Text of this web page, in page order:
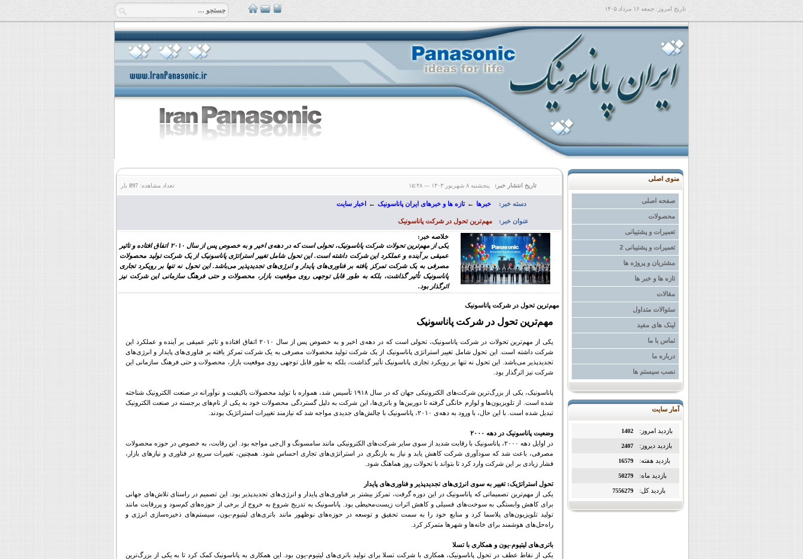
تاریخ امروز: جمعه ۱۶ مرداد ۱۴۰۵
منوی اصلی
صفحه اصلی
محصولات
تعمیرات و پشتیبانی
تعمیرات و پشتیبانی 2
مشتریان و پروژه ها
تازه ها و خبر ها
مقالات
سئوالات متداول
لینک های مفید
تماس با ما
درباره ما
نصب سیستم ها
آمار سایت
بازدید امروز: 1402
بازدید دیروز: 2407
بازدید هفته: 16579
بازدید ماه: 50279
بازدید کل: 7556279
تاریخ انتشار خبر: پنجشنبه ۸ شهریور ۱۴۰۳ --- ۱۵:۴۸ تعداد مشاهده: 897 بار
خبرها ← تازه ها و خبرهای ایران پاناسونیک ← اخبار سایت دسته خبر:
مهم‌ترین تحول در شرکت پاناسونیک عنوان خبر:
خلاصه خبر:
یکی از مهم‌ترین تحولات شرکت پاناسونیک
، تحولی است که در دهه‌ی اخیر و به خصوص پس از سال ۲۰۱۰ اتفاق افتاده و تاثیر
عمیقی بر آینده و عملکرد این شرکت داشته است. این تحول شامل تغییر استراتژی پاناسونیک از یک شرکت تولید محصولات
مصرفی به یک شرکت تمرکز یافته بر فناوری‌های پایدار و انرژی‌های تجدیدپذیر می‌باشد. این تحول نه تنها بر رویکرد تجاری
پاناسونیک تأثیر گذاشت، بلکه به طور قابل توجهی روی موقعیت بازار، محصولات و حتی فرهنگ سازمانی این شرکت نیز
اثرگذار بود.
مهم‌ترین تحول در شرکت پاناسونیک
مهم‌ترین تحول در شرکت پاناسونیک
یکی از مهم‌ترین تحولات در شرکت پاناسونیک، تحولی است که در دهه‌ی اخیر و به خصوص پس از سال ۲۰۱۰ اتفاق افتاده و تاثیر عمیقی بر آینده و عملکرد این
شرکت داشته است. این تحول شامل تغییر استراتژی پاناسونیک از یک شرکت تولید محصولات مصرفی به یک شرکت تمرکز یافته بر فناوری‌های پایدار و انرژی‌های
تجدیدپذیر می‌باشد. این تحول نه تنها بر رویکرد تجاری پاناسونیک تأثیر گذاشت، بلکه به طور قابل توجهی روی موقعیت بازار، محصولات و حتی فرهنگ سازمانی این
شرکت نیز اثرگذار بود
پاناسونیک، یکی از بزرگ‌ترین شرکت‌های الکترونیکی جهان که در سال ۱۹۱۸ تأسیس شد، همواره با تولید محصولات باکیفیت و نوآورانه در صنعت الکترونیک شناخته
شده است. از تلویزیون‌ها و لوازم خانگی گرفته تا دوربین‌ها و باتری‌ها، این شرکت به دلیل گستردگی محصولات خود به یکی از نام‌های برجسته در صنعت الکترونیک
تبدیل شده است. با این حال، با ورود به دهه‌ی ۲۰۱۰، پاناسونیک با چالش‌های جدیدی مواجه شد که نیازمند تغییرات استراتژیک بودند
وضعیت پاناسونیک در دهه ۲۰۰۰
در اوایل دهه ۲۰۰۰، پاناسونیک با رقابت شدید از سوی سایر شرکت‌های الکترونیکی مانند سامسونگ و ال‌جی مواجه بود. این رقابت، به خصوص در حوزه محصولات
مصرفی، باعث شد که سودآوری شرکت کاهش یابد و نیاز به بازنگری در استراتژی‌های تجاری احساس شود. همچنین، تغییرات سریع در فناوری و نیازهای بازار،
فشار زیادی بر این شرکت وارد کرد تا بتواند با تحولات روز هماهنگ شود
تحول استراتژیک: تغییر به سوی انرژی‌های تجدیدپذیر و فناوری‌های پایدار
یکی از مهم‌ترین تصمیماتی که پاناسونیک در این دوره گرفت، تمرکز بیشتر بر فناوری‌های پایدار و انرژی‌های تجدیدپذیر بود. این تصمیم در راستای تلاش‌های جهانی
برای کاهش وابستگی به سوخت‌های فسیلی و کاهش اثرات زیست‌محیطی بود. پاناسونیک به تدریج شروع به خروج از برخی از حوزه‌های کم‌سود و پررقابت مانند
تولید تلویزیون‌های پلاسما کرد و منابع خود را به سمت تحقیق و توسعه در حوزه‌های نوظهور مانند باتری‌های لیتیوم-یون، سیستم‌های ذخیره‌سازی انرژی و
راه‌حل‌های هوشمند برای خانه‌ها و شهرها متمرکز کرد
باتری‌های لیتیوم-یون و همکاری با تسلا
یکی از نقاط عطف در تحول پاناسونیک، همکاری با شرکت تسلا برای تولید باتری‌های لیتیوم-یون بود. این همکاری به پاناسونیک کمک کرد تا به یکی از بزرگ‌ترین